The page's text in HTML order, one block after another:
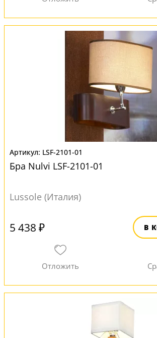
LSF-2101-01
Бра Nulvi LSF-2101-01
Lussole (Италия)
5 438 ₽ В